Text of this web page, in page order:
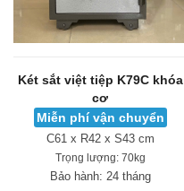
Két sắt việt tiệp K79C khóa
cơ
Miễn phí vận chuyển
C61 x R42 x S43 cm
Trọng lượng:70kg
Bảo hành: 24 tháng